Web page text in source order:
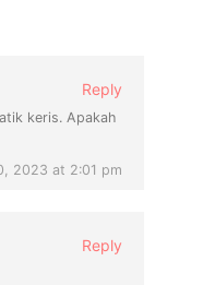
Reply
keris. Apakah
2023 at 2:01 pm
Reply